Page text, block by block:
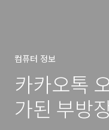
컴퓨터 정보
카카오톡
가된 부방